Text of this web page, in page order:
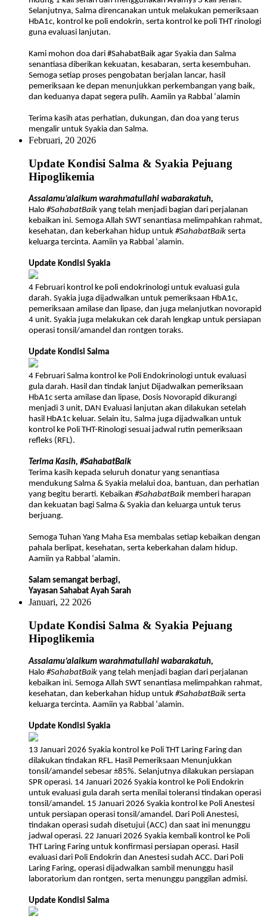
Selanjutnya, Salma direncanakan untuk melakukan pemeriksaan
HbA1c, kontrol ke poli endokrin, serta kontrol ke poli THT rinologi
guna evaluasi lanjutan.
Kami mohon doa dari #SahabatBaik agar Syakia dan Salma
senantiasa diberikan kekuatan, kesabaran, serta kesembuhan.
Semoga setiap proses pengobatan berjalan lancar, hasil
pemeriksaan ke depan menunjukkan perkembangan yang baik,
dan keduanya dapat segera pulih. Aamiin ya Rabbal ‘alamin
Terima kasih atas perhatian, dukungan, dan doa yang terus
mengalir untuk Syakia dan Salma.
Februari, 20 2026
Update Kondisi Salma & Syakia Pejuang
Hipoglikemia
Assalamu’alaikum warahmatullahi wabarakatuh,
Halo #SahabatBaik yang telah menjadi bagian dari perjalanan
kebaikan ini. Semoga Allah SWT senantiasa melimpahkan rahmat,
kesehatan, dan keberkahan hidup untuk #SahabatBaik serta
keluarga tercinta. Aamiin ya Rabbal ‘alamin.
Update Kondisi Syakia
4 Februari kontrol ke poli endokrinologi untuk evaluasi gula
darah. Syakia juga dijadwalkan untuk pemeriksaan HbA1c,
pemeriksaan amilase dan lipase, dan juga melanjutkan novorapid
4 unit. Syakia juga melakukan cek darah lengkap untuk persiapan
operasi tonsil/amandel dan rontgen toraks.
Update Kondisi Salma
4 Februari Salma kontrol ke Poli Endokrinologi untuk evaluasi
gula darah. Hasil dan tindak lanjut Dijadwalkan pemeriksaan
HbA1c serta amilase dan lipase, Dosis Novorapid dikurangi
menjadi 3 unit, DAN Evaluasi lanjutan akan dilakukan setelah
hasil HbA1c keluar. Selain itu, Salma juga dijadwalkan untuk
kontrol ke Poli THT-Rinologi sesuai jadwal rutin pemeriksaan
refleks (RFL).
Terima Kasih, #SahabatBaik
Terima kasih kepada seluruh donatur yang senantiasa
mendukung Salma & Syakia melalui doa, bantuan, dan perhatian
yang begitu berarti. Kebaikan #SahabatBaik memberi harapan
dan kekuatan bagi Salma & Syakia dan keluarga untuk terus
berjuang.
Semoga Tuhan Yang Maha Esa membalas setiap kebaikan dengan
pahala berlipat, kesehatan, serta keberkahan dalam hidup.
Aamiin ya Rabbal ‘alamin.
Salam semangat berbagi,
Yayasan Sahabat Ayah Sarah
Januari, 22 2026
Update Kondisi Salma & Syakia Pejuang
Hipoglikemia
Assalamu’alaikum warahmatullahi wabarakatuh,
Halo #SahabatBaik yang telah menjadi bagian dari perjalanan
kebaikan ini. Semoga Allah SWT senantiasa melimpahkan rahmat,
kesehatan, dan keberkahan hidup untuk #SahabatBaik serta
keluarga tercinta. Aamiin ya Rabbal ‘alamin.
Update Kondisi Syakia
13 Januari 2026 Syakia kontrol ke Poli THT Laring Faring dan
dilakukan tindakan RFL. Hasil Pemeriksaan Menunjukkan
tonsil/amandel sebesar ±85%. Selanjutnya dilakukan persiapan
SPR operasi. 14 Januari 2026 Syakia kontrol ke Poli Endokrin
untuk evaluasi gula darah serta menilai toleransi tindakan operasi
tonsil/amandel. 15 Januari 2026 Syakia kontrol ke Poli Anestesi
untuk persiapan operasi tonsil/amandel. Dari Poli Anestesi,
tindakan operasi sudah disetujui (ACC) dan saat ini menunggu
jadwal operasi. 22 Januari 2026 Syakia kembali kontrol ke Poli
THT Laring Faring untuk konfirmasi persiapan operasi. Hasil
evaluasi dari Poli Endokrin dan Anestesi sudah ACC. Dari Poli
Laring Faring, operasi dijadwalkan sambil menunggu hasil
laboratorium dan rontgen, serta menunggu panggilan admisi.
Update Kondisi Salma